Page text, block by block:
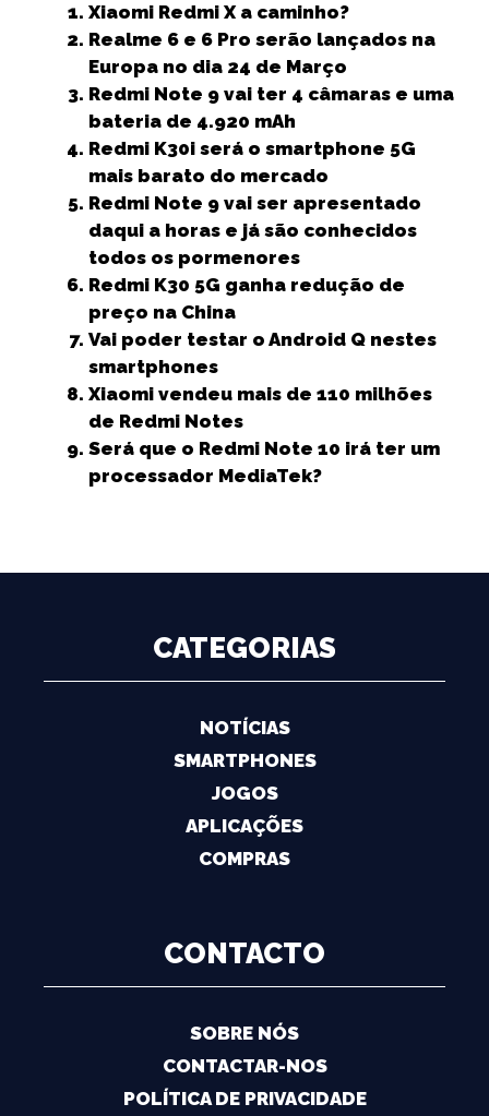
c
e
b
o
o
k
it
t
e
r
ai
l
a
ts
A
p
p
k
e
dI
n
ss
e
n
g
e
r
a
r
e
Xiaomi Redmi X a caminho?
Realme 6 e 6 Pro serão lançados na
Europa no dia 24 de Março
Redmi Note 9 vai ter 4 câmaras e uma
bateria de 4.920 mAh
Redmi K30i será o smartphone 5G
mais barato do mercado
Redmi Note 9 vai ser apresentado
daqui a horas e já são conhecidos
todos os pormenores
Redmi K30 5G ganha redução de
preço na China
Vai poder testar o Android Q nestes
smartphones
Xiaomi vendeu mais de 110 milhões
de Redmi Notes
Será que o Redmi Note 10 irá ter um
processador MediaTek?
CATEGORIAS
NOTÍCIAS
SMARTPHONES
JOGOS
APLICAÇÕES
COMPRAS
CONTACTO
SOBRE NÓS
CONTACTAR-NOS
POLÍTICA DE PRIVACIDADE